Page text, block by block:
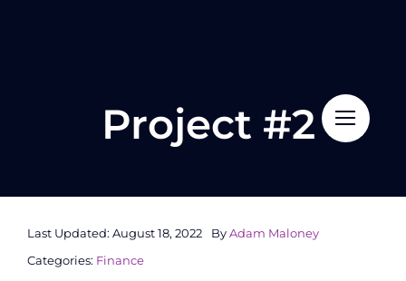
Project #2
Last Updated: August 18, 2022 ByAdam Maloney
Categories: Finance